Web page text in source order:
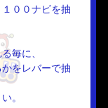
００ナビを抽
毎に、
をレバーで抽
。